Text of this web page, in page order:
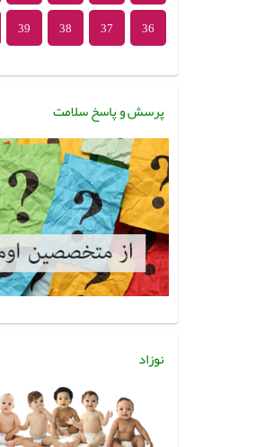
36
37
38
39
پرسش و پاسخ سلامت
نوزاد